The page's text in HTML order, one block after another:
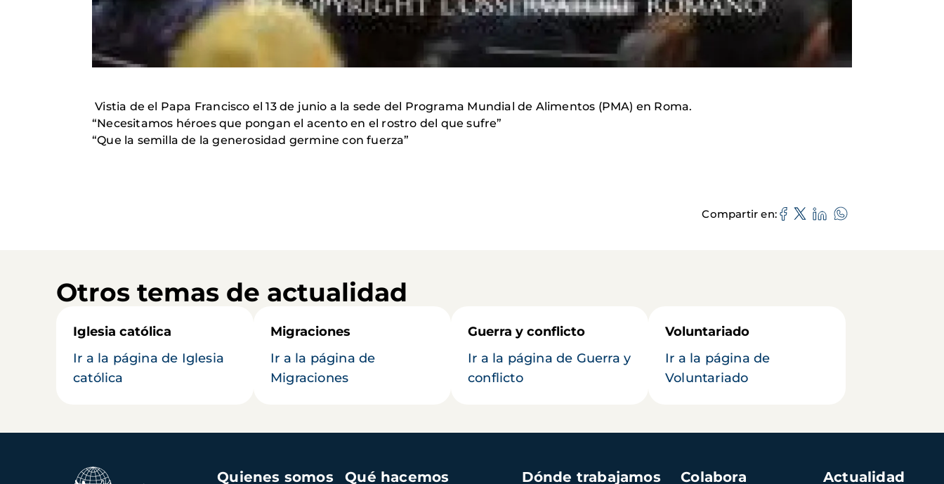
Vistia de el Papa Francisco el 13 de junio a la sede del Programa Mundial de Alimentos (PMA) en Roma.
“Necesitamos héroes que pongan el acento en el rostro del que sufre”
“Que la semilla de la generosidad germine con fuerza”
Compartir en
Otros temas de actualidad
Iglesia católica
Ir a la página de Iglesia
católica
Migraciones
Ir a la página de
Migraciones
Guerra y conflicto
Ir a la página de Guerra y
conflicto
Voluntariado
Ir a la página de
Voluntariado
Navegación
Quienes somos Qué hacemos Dónde trabajamos Colabora Actualidad